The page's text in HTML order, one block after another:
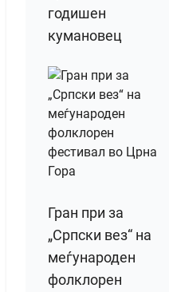
годишен
кумановец
Гран при за
„Српски вез“ на
меѓународен
фолклорен